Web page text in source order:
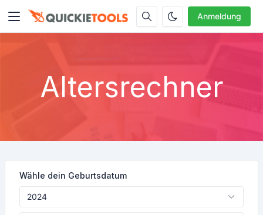
Anmeldung
Altersrechner
Wähle dein Geburtsdatum